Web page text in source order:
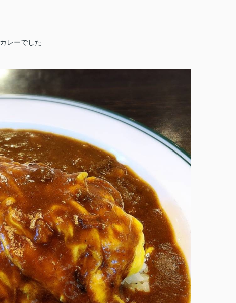
レーでした